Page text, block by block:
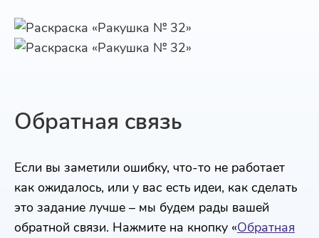
Обратная связь
Если вы заметили ошибку, что-то не работает
как ожидалось, или у вас есть идеи, как сделать
это задание лучше – мы будем рады вашей
обратной связи. Нажмите на кнопку «Обратная